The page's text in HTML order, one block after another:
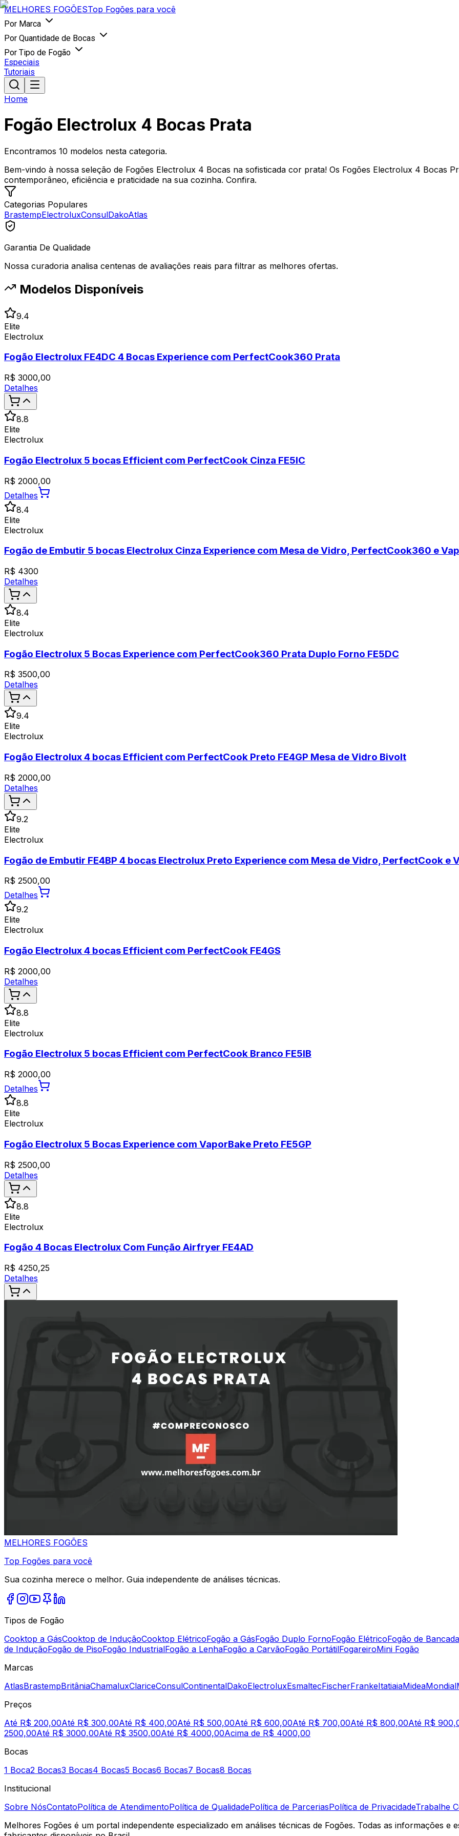
MELHORES FOGÕESTop Fogões para você
Por Marca
Por Quantidade de Bocas
Por Tipo de Fogão
Especiais
Tutoriais
Home
Fogão Electrolux 4 Bocas Prata
Encontramos 10 modelos nesta categoria.
Bem-vindo à nossa seleção de Fogões Electrolux 4 Bocas na sofisticada cor prata! Os Fogões Electrolux 4 Bocas
contemporâneo, eficiência e praticidade na sua cozinha. Confira.
Categorias Populares
BrastempElectroluxConsulDakoAtlas
Garantia De Qualidade
Nossa curadoria analisa centenas de avaliações reais para filtrar as melhores ofertas.
Modelos Disponíveis
9.4
Elite
Electrolux
Fogão Electrolux FE4DC 4 Bocas Experience com PerfectCook360 Prata
R$ 3000,00
Detalhes
8.8
Elite
Electrolux
Fogão Electrolux 5 bocas Efficient com PerfectCook Cinza FE5IC
R$ 2000,00
Detalhes
8.4
Elite
Electrolux
Fogão de Embutir 5 bocas Electrolux Cinza Experience com Mesa de Vidro, PerfectCook360 e
R$ 4300
Detalhes
8.4
Elite
Electrolux
Fogão Electrolux 5 Bocas Experience com PerfectCook360 Prata Duplo Forno FE5DC
R$ 3500,00
Detalhes
9.4
Elite
Electrolux
Fogão Electrolux 4 bocas Efficient com PerfectCook Preto FE4GP Mesa de Vidro Bivolt
R$ 2000,00
Detalhes
9.2
Elite
Electrolux
Fogão de Embutir FE4BP 4 bocas Electrolux Preto Experience com Mesa de Vidro, PerfectCook e
R$ 2500,00
Detalhes
9.2
Elite
Electrolux
Fogão Electrolux 4 bocas Efficient com PerfectCook FE4GS
R$ 2000,00
Detalhes
8.8
Elite
Electrolux
Fogão Electrolux 5 bocas Efficient com PerfectCook Branco FE5IB
R$ 2000,00
Detalhes
8.8
Elite
Electrolux
Fogão Electrolux 5 Bocas Experience com VaporBake Preto FE5GP
R$ 2500,00
Detalhes
8.8
Elite
Electrolux
Fogão 4 Bocas Electrolux Com Função Airfryer FE4AD
R$ 4250,25
Detalhes
MELHORES FOGÕES
Top Fogões para você
Sua cozinha merece o melhor. Guia independente de análises técnicas.
Tipos de Fogão
Cooktop a GásCooktop de InduçãoCooktop ElétricoFogão a GásFogão Duplo FornoFogão ElétricoFogão de Bancada
de InduçãoFogão de PisoFogão IndustrialFogão a LenhaFogão a CarvãoFogão PortátilFogareiroMini Fogão
Marcas
AtlasBrastempBritâniaChamaluxClariceConsulContinentalDakoElectroluxEsmaltecFischerFrankeItatiaiaMideaMondial
Preços
Até R$ 200,00Até R$ 300,00Até R$ 400,00Até R$ 500,00Até R$ 600,00Até R$ 700,00Até R$ 800,00Até R$
2500,00Até R$ 3000,00Até R$ 3500,00Até R$ 4000,00Acima de R$ 4000,00
Bocas
1 Boca2 Bocas3 Bocas4 Bocas5 Bocas6 Bocas7 Bocas8 Bocas
Institucional
Sobre NósContatoPolítica de AtendimentoPolítica de QualidadePolítica de ParceriasPolítica de PrivacidadeTrabalhe
Melhores Fogões é um portal independente especializado em análises técnicas de Fogões. Todas as informações e